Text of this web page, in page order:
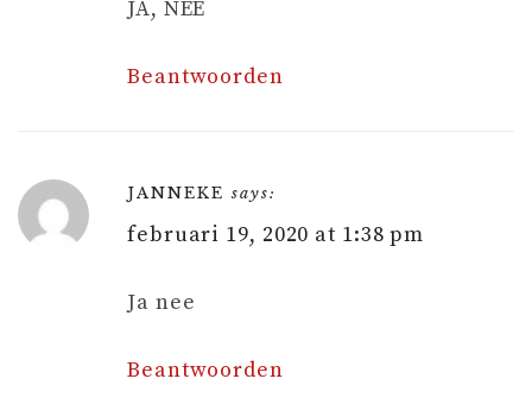
JA, NEE
Beantwoorden
JANNEKE says:
februari 19, 2020 at 1:38 pm
Ja nee
Beantwoorden